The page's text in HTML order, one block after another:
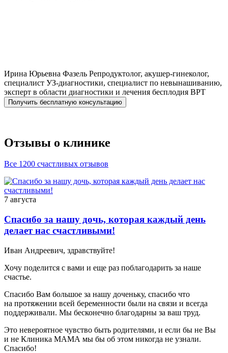
Ирина Юрьевна Фазель Репродуктолог, акушер-гинеколог,
специалист УЗ-диагностики, специалист по невынашиванию,
эксперт в области диагностики и лечения бесплодия ВРТ
Получить бесплатную консультацию
Отзывы о клинике
Все 1200 счастливых отзывов
7 августа
Спасибо за нашу дочь, которая каждый день
делает нас счастливыми!
Иван Андреевич, здравствуйте!
Хочу поделится с вами и еще раз поблагодарить за наше
счастье.
Спасибо Вам большое за нашу доченьку, спасибо что
на протяжении всей беременности были на связи и всегда
поддерживали. Мы бесконечно благодарны за ваш труд.
Это невероятное чувство быть родителями, и если бы не Вы
и не Клиника МАМА мы бы об этом никогда не узнали.
Спасибо!